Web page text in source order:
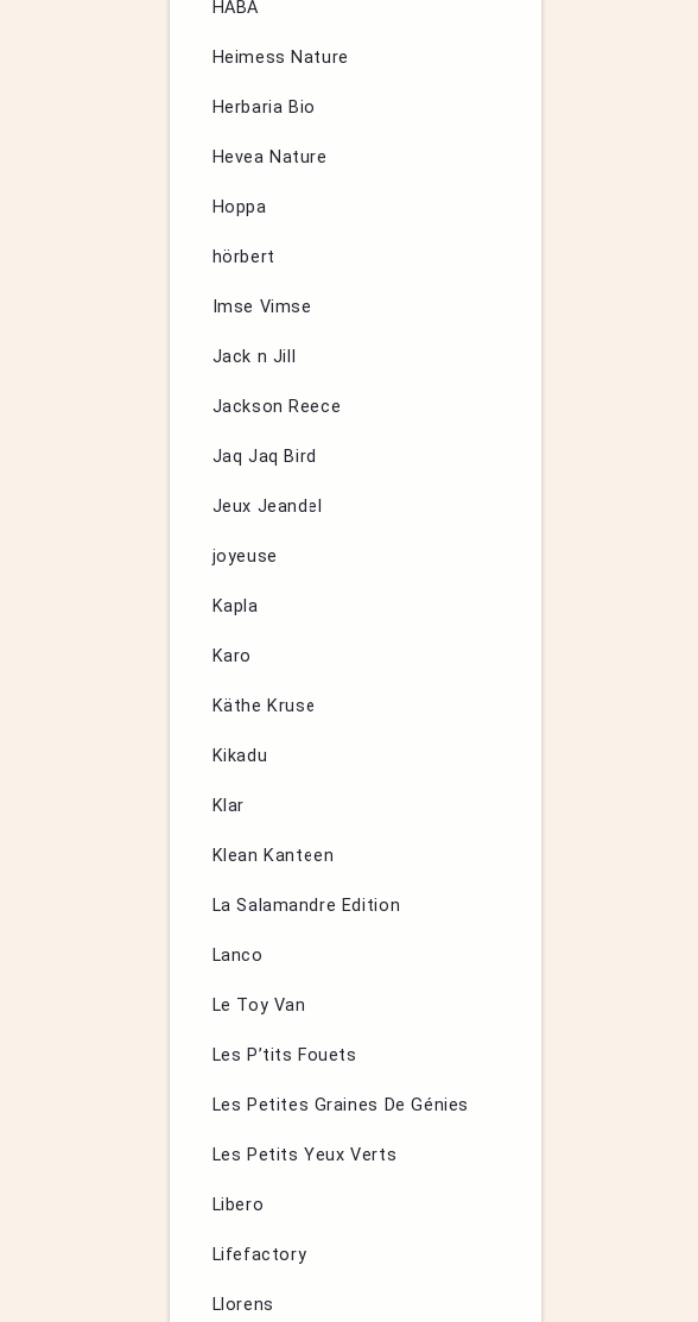
HABA
Heimess Nature
Herbaria Bio
Hevea Nature
Hoppa
hörbert
Imse Vimse
Jack n Jill
Jackson Reece
Jaq Jaq Bird
Jeux Jeandel
joyeuse
Kapla
Karo
Käthe Kruse
Kikadu
Klar
Klean Kanteen
La Salamandre Edition
Lanco
Le Toy Van
Les P’tits Fouets
Les Petites Graines De Génies
Les Petits Yeux Verts
Libero
Lifefactory
Llorens